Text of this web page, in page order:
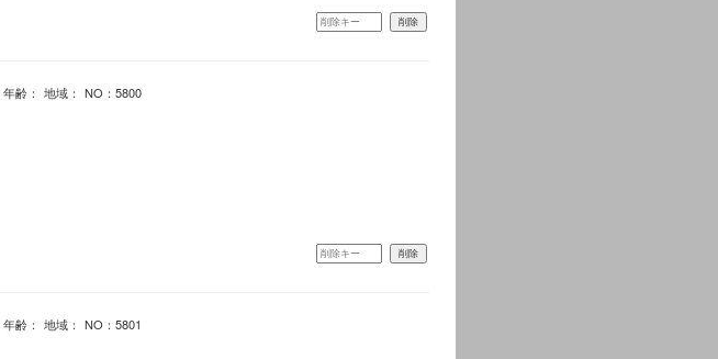
年齢： 地域： NO：5800
年齢： 地域： NO：5801